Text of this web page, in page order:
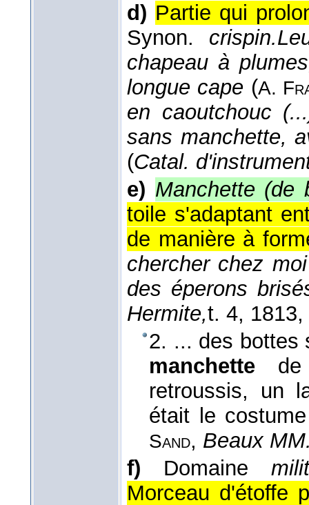
d) Partie qui
Synon. crispin.
chapeau à
longue cape (A.
en caoutchouc
sans manchette,
(Catal.
e) Manchette (de
toile s'adaptant
de manière à
chercher chez
des éperons
Hermite,t. 4, 1813,
2. ... des bottes
manchette
retroussis, un
était le
Sand, Beaux
f) Domaine
Morceau d'étoffe